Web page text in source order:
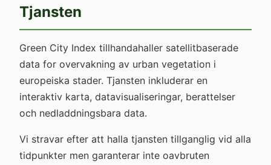
Tjansten
Green City Index tillhandahaller satellitbaserade
data for overvakning av urban vegetation i
europeiska stader. Tjansten inkluderar en
interaktiv karta, datavisualiseringar, berattelser
och nedladdningsbara data.
Vi stravar efter att halla tjansten tillganglig vid alla
tidpunkter men garanterar inte oavbruten